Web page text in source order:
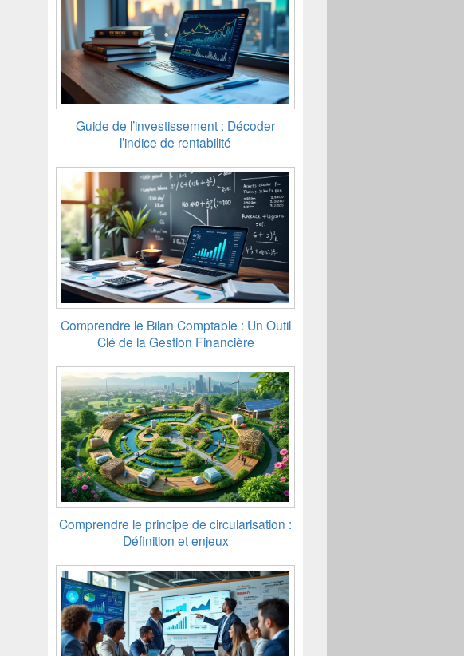
Guide de l’investissement : Décoder
l’indice de rentabilité
Comprendre le Bilan Comptable : Un Outil
Clé de la Gestion Financière
Comprendre le principe de circularisation :
Définition et enjeux